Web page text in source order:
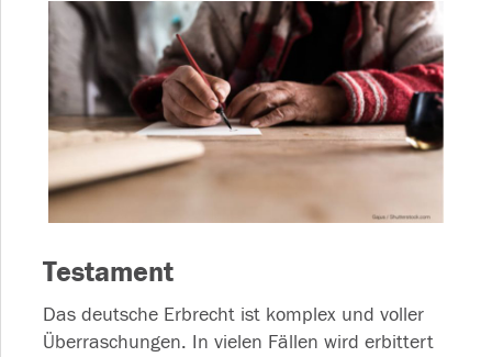
Testament
Das deutsche Erbrecht ist komplex und voller
Überraschungen. In vielen Fällen wird erbittert